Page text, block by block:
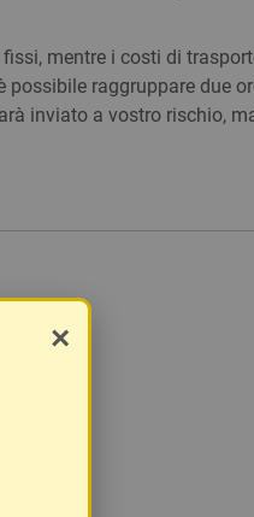
mentre i costi di
possibile raggruppare due
inviato a vostro rischio,
×